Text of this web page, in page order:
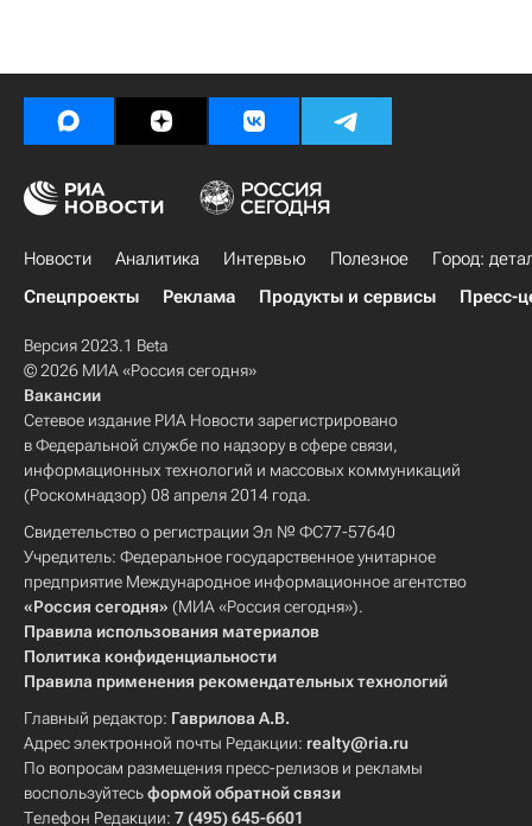
Новости Аналитика Интервью Полезное
Город:
Спецпроекты
Реклама Продукты и сервисы Пресс-
Версия 2023.1 Beta
© 2026 МИА «Россия сегодня»
Вакансии
Сетевое издание РИА Новости зарегистрировано
в Федеральной службе по надзору в сфере связи,
информационных технологий и массовых коммуникаций
(Роскомнадзор) 08 апреля 2014 года.
Свидетельство о регистрации Эл № ФС77-57640
Учредитель: Федеральное государственное унитарное
предприятие Международное информационное агентство
«Россия сегодня» (МИА «Россия сегодня»).
Правила использования материалов
Политика конфиденциальности
Правила применения рекомендательных технологий
Главный редактор: Гаврилова А.В.
Адрес электронной почты Редакции: realty@ria.ru
По вопросам размещения пресс-релизов и рекламы
воспользуйтесьформой обратной связи
Телефон Редакции: 7 (495) 645-6601